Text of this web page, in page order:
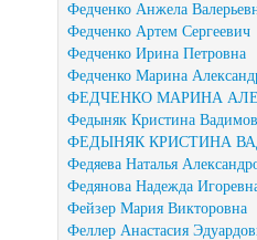
Федченко Анжела
Федченко Артем Сергеевич
Федченко Ирина Петровна
Федченко Марина
ФЕДЧЕНКО МАРИНА
Федыняк Кристина
ФЕДЫНЯК КРИСТИНА
Федяева Наталья
Федянова Надежда
Фейзер Мария Викторовна
Феллер Анастасия